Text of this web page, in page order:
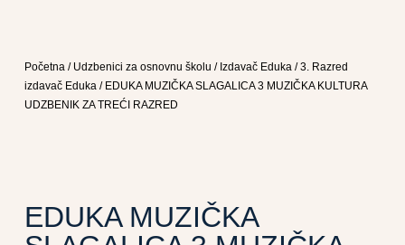
Početna/ Udzbenici za osnovnu školu / Izdavač Eduka/3. Razred
izdavač Eduka/ EDUKA MUZIČKA SLAGALICA 3 MUZIČKA KULTURA
UDZBENIK ZA TREĆI RAZRED
EDUKA MUZIČKA